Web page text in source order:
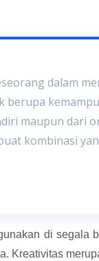
dalam
berupa
maupun dari
kombinasi
di segala
Kreativitas